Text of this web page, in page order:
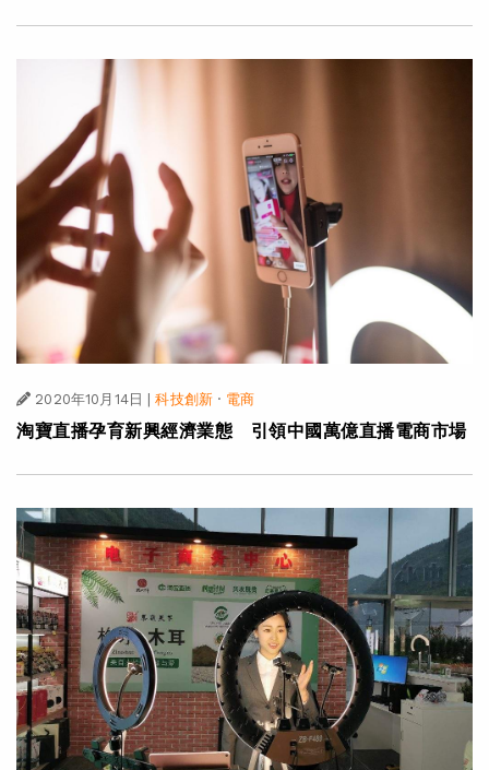
2020年10月14日 科技創新 · 電商
淘寶直播孕育新興經濟業態 引領中國萬億直播電商市場